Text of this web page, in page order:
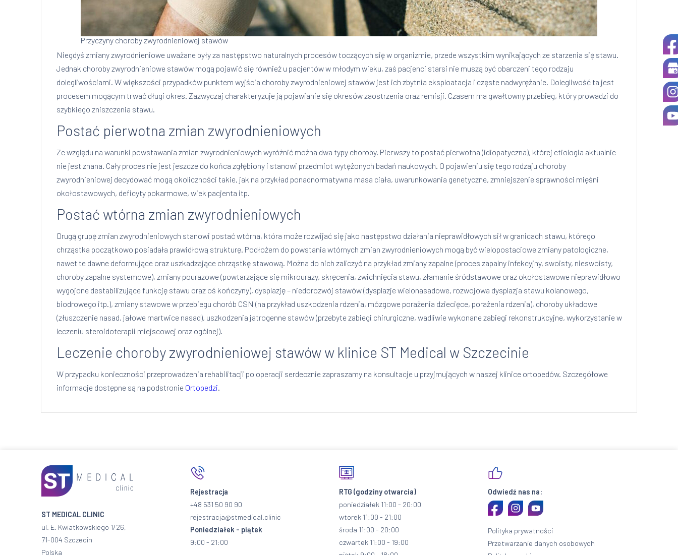
Przyczyny choroby zwyrodnieniowej stawów
Niegdyś zmiany zwyrodnieniowe uważane były za następstwo naturalnych procesów toczących się w organizmie, przede wszystkim wynikających ze starzenia się stawu.
Jednak choroby zwyrodnieniowe stawów mogą pojawić się również u pacjentów w młodym wieku, zaś pacjenci starsi nie muszą być obarczeni tego rodzaju
dolegliwościami. W większości przypadków punktem wyjścia choroby zwyrodnieniowej stawów jest ich zbytnia eksploatacja i częste nadwyrężanie. Dolegliwość ta jest
procesem mogącym trwać długi okres. Zazwyczaj charakteryzuje ją pojawianie się okresów zaostrzenia oraz remisji. Czasem ma gwałtowny przebieg, który prowadzi do
szybkiego zniszczenia stawu.
Postać pierwotna zmian zwyrodnieniowych
Ze względu na warunki powstawania zmian zwyrodnieniowych wyróżnić można dwa typy choroby. Pierwszy to postać pierwotna (idiopatyczna), której etiologia aktualnie
nie jest znana. Cały proces nie jest jeszcze do końca zgłębiony i stanowi przedmiot wytężonych badań naukowych. O pojawieniu się tego rodzaju choroby
zwyrodnieniowej decydować mogą okoliczności takie, jak na przykład ponadnormatywna masa ciała, uwarunkowania genetyczne, zmniejszenie sprawności mięśni
okołostawowych, deficyty pokarmowe, wiek pacjenta itp.
Postać wtórna zmian zwyrodnieniowych
Drugą grupę zmian zwyrodnieniowych stanowi postać wtórna, która może rozwijać się jako następstwo działania nieprawidłowych sił w granicach stawu, którego
chrząstka początkowo posiadała prawidłową strukturę. Podłożem do powstania wtórnych zmian zwyrodnieniowych mogą być wielopostaciowe zmiany patologiczne,
nawet te dawne deformujące oraz uszkadzające chrząstkę stawową. Można do nich zaliczyć na przykład zmiany zapalne (proces zapalny infekcyjny, swoisty, nieswoisty,
choroby zapalne systemowe), zmiany pourazowe (powtarzające się mikrourazy, skręcenia, zwichnięcia stawu, złamanie śródstawowe oraz okołostawowe nieprawidłowo
wygojone destabilizujące funkcję stawu oraz oś kończyny), dysplazję – niedorozwój stawów (dysplazje wielonasadowe, rozwojowa dysplazja stawu kolanowego,
biodrowego itp.), zmiany stawowe w przebiegu chorób CSN (na przykład uszkodzenia rdzenia, mózgowe porażenia dziecięce, porażenia rdzenia), choroby układowe
(złuszczenie nasad, jałowe martwice nasad), uszkodzenia jatrogenne stawów (przebyte zabiegi chirurgiczne, wadliwie wykonane zabiegi rekonstrukcyjne, wykorzystanie w
leczeniu steroidoterapii miejscowej oraz ogólnej).
Leczenie choroby zwyrodnieniowej stawów w klinice ST Medical w Szczecinie
W przypadku konieczności przeprowadzenia rehabilitacji po operacji serdecznie zapraszamy na konsultacje u przyjmujących w naszej klinice ortopedów. Szczegółowe
informacje dostępne są na podstronie Ortopedzi
ST MEDICAL CLINIC
ul. E. Kwiatkowskiego 1/26,
71-004 Szczecin
Polska
Rejestracja
+48 531 50 90 90
rejestracja@stmedical.clinic
Poniedziałek - piątek
9:00 - 21:00
RTG (godziny otwarcia)
poniedziałek 11:00 - 20:00
wtorek 11:00 - 21:00
środa 11:00 - 20:00
czwartek 11:00 - 19:00
Odwiedź nas na:
Polityka prywatności
Przetwarzanie danych osobowych